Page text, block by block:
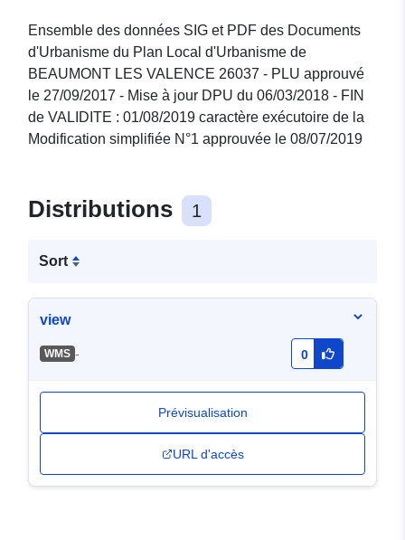
VALIDITE : 01/08/2019
caractère exécutoire de la
Modification simplifiée N°1
approuvée le 08/07/2019
Ensemble des données SIG et PDF des Documents
d'Urbanisme du Plan Local d'Urbanisme de
BEAUMONT LES VALENCE 26037 - PLU approuvé
le 27/09/2017 - Mise à jour DPU du 06/03/2018 - FIN
de VALIDITE : 01/08/2019 caractère exécutoire de la
Modification simplifiée N°1 approuvée le 08/07/2019
Distributions 1
Sort
view
WMS - 0
Prévisualisation
URL d'accès